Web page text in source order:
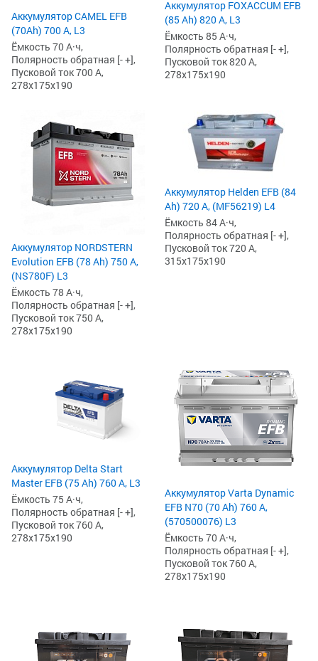
Аккумулятор CAMEL EFB
(70Ah) 700 А, L3
Ёмкость 70 А·ч,
Полярность обратная [- +],
Пусковой ток 700 А,
278x175x190
Аккумулятор FOXACCUM EFB
(85 Ah) 820 А, L3
Ёмкость 85 А·ч,
Полярность обратная [- +],
Пусковой ток 820 А,
278x175x190
Аккумулятор NORDSTERN
Evolution EFB (78 Ah) 750 А,
(NS780F) L3
Ёмкость 78 А·ч,
Полярность обратная [- +],
Пусковой ток 750 А,
278x175x190
Аккумулятор Helden EFB (84
Ah) 720 А, (MF56219) L4
Ёмкость 84 А·ч,
Полярность обратная [- +],
Пусковой ток 720 А,
315x175x190
Аккумулятор Delta Start
Master EFB (75 Ah) 760 А, L3
Ёмкость 75 А·ч,
Полярность обратная [- +],
Пусковой ток 760 А,
278x175x190
Аккумулятор Varta Dynamic
EFB N70 (70 Ah) 760 А,
(570500076) L3
Ёмкость 70 А·ч,
Полярность обратная [- +],
Пусковой ток 760 А,
278x175x190